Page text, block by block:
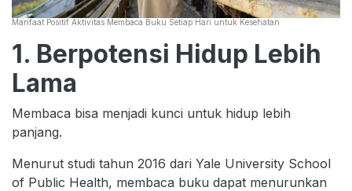
Manfaat Positif Aktivitas Membaca Buku Setiap Hari untuk Kesehatan
1. Berpotensi Hidup Lebih
Lama
Membaca bisa menjadi kunci untuk hidup lebih
panjang.
Menurut studi tahun 2016 dari Yale University School
of Public Health, membaca buku dapat menurunkan